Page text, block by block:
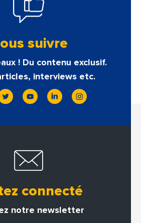
suivre
! Du contenu exclusif.
interviews etc.
connecté
notre newsletter